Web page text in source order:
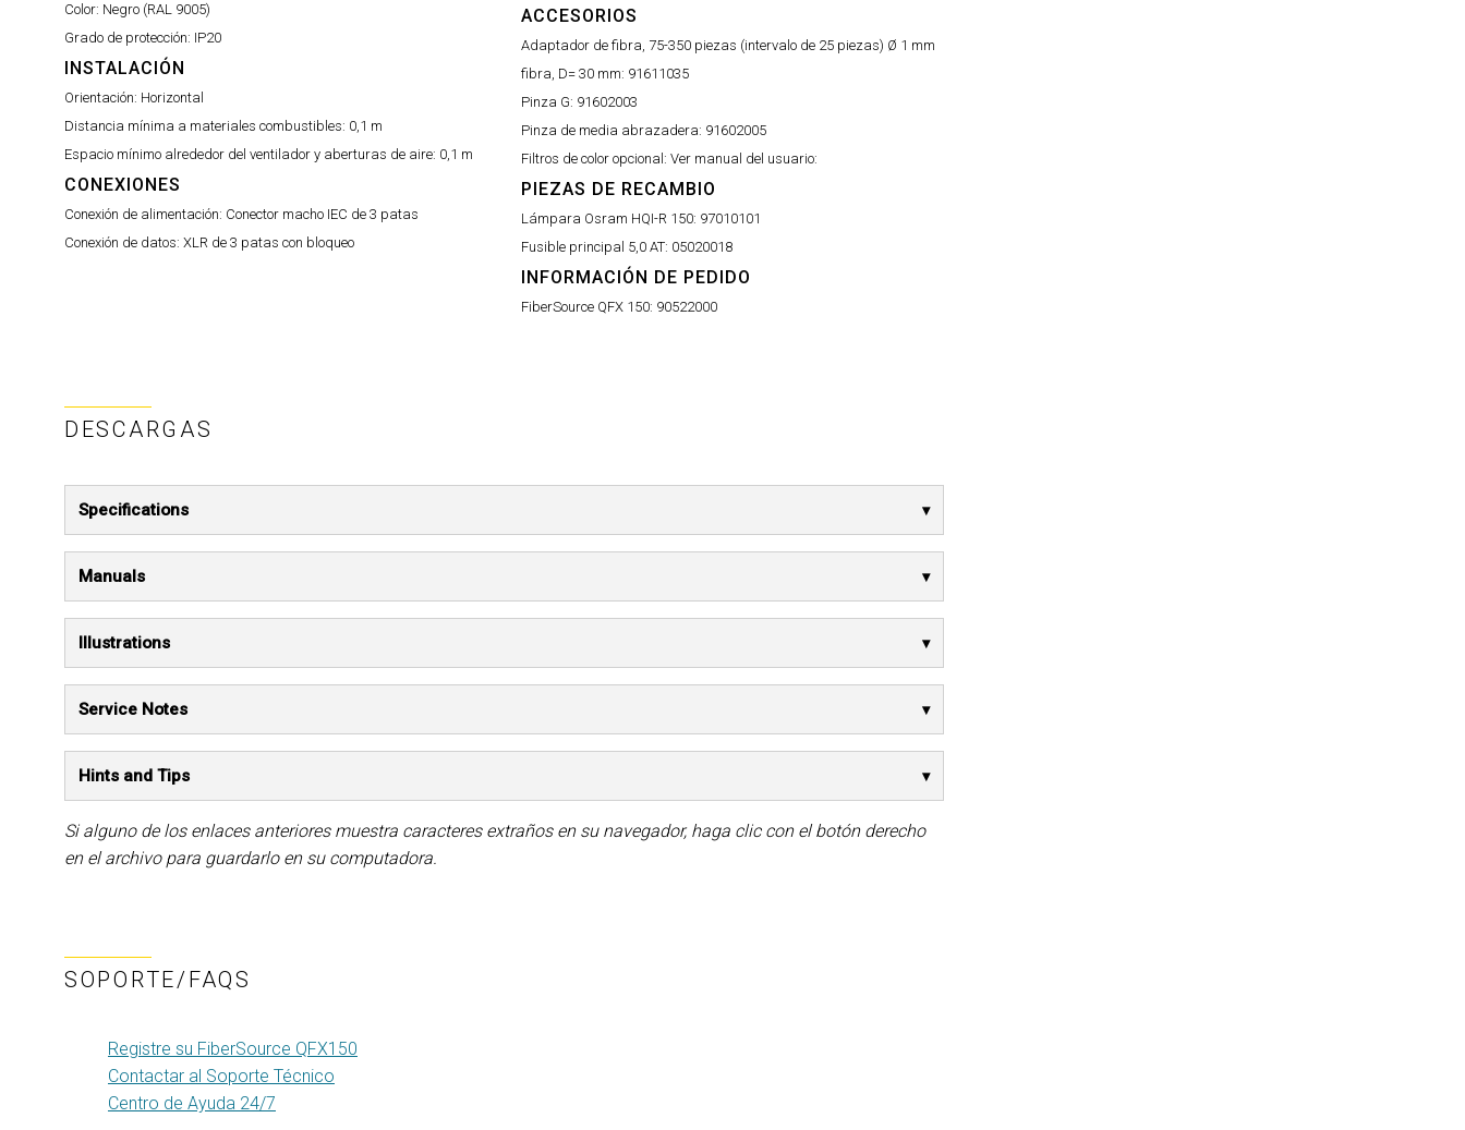
Color: Negro (RAL 9005)
Grado de protección: IP20
INSTALACIÓN
Orientación: Horizontal
Distancia mínima a materiales combustibles: 0,1 m
Espacio mínimo alrededor del ventilador y aberturas de aire: 0,1 m
CONEXIONES
Conexión de alimentación: Conector macho IEC de 3 patas
Conexión de datos: XLR de 3 patas con bloqueo
ACCESORIOS
Adaptador de fibra, 75-350 piezas (intervalo de 25 piezas) Ø 1 mm
fibra, D= 30 mm: 91611035
Pinza G: 91602003
Pinza de media abrazadera: 91602005
Filtros de color opcional: Ver manual del usuario:
PIEZAS DE RECAMBIO
Lámpara Osram HQI-R 150: 97010101
Fusible principal 5,0 AT: 05020018
INFORMACIÓN DE PEDIDO
FiberSource QFX 150: 90522000
DESCARGAS
Specifications
Manuals
Illustrations
Service Notes
Hints and Tips
Si alguno de los enlaces anteriores muestra caracteres extraños en su navegador, haga clic con el botón derecho
en el archivo para guardarlo en su computadora.
SOPORTE/FAQS
Registre su FiberSource QFX150
Contactar al Soporte Técnico
Centro de Ayuda 24/7